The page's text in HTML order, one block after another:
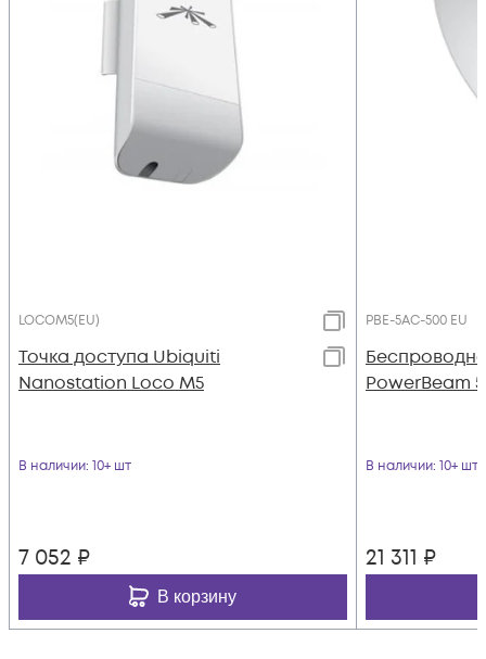
LOCOM5(EU)
Точка доступа Ubiquiti
Nanostation Loco M5
В наличии: 10+ шт
7 052 ₽
В корзину
PBE-5AC-500 EU
PowerBeam
В наличии: 10+ шт
21 311 ₽